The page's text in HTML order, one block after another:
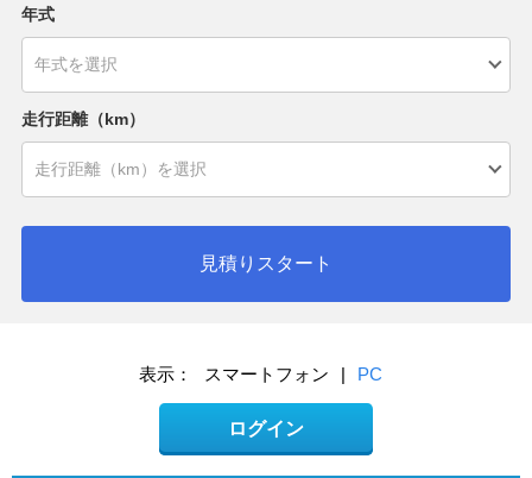
年式
走行距離（km）
見積りスタート
表示： スマートフォン | PC
ログイン